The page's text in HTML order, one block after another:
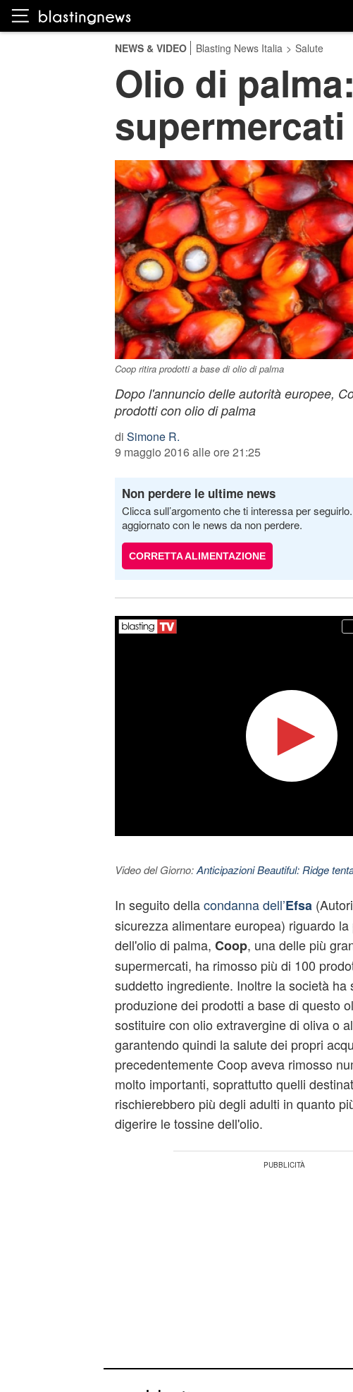
NEWS & VIDEO Blasting News Italia > Salute
Olio di
supermercati
Coop ritira prodotti a base di olio di palma
Dopo l'annuncio delle autorità europee,
prodotti con olio di palma
di Simone R.
9 maggio 2016 alle ore 21:25
Non perdere le ultime news
Clicca sull’argomento che ti interessa per
aggiornato con le news da non perdere.
CORRETTA ALIMENTAZIONE
Video del Giorno:Anticipazioni Beautiful: Ridge
In seguito dellacondanna dell’Efsa
sicurezza alimentare europea) riguardo
dell'olio di palma, Coop, una delle più
supermercati, ha rimosso più di 100
suddetto ingrediente. Inoltre la società ha
produzione dei prodotti a base di questo
sostituire con olio extravergine di oliva o
garantendo quindi la salute dei propri
precedentemente Coop aveva rimosso
molto importanti, soprattutto quelli
rischierebbero più degli adulti in quanto
digerire le tossine dell'olio.